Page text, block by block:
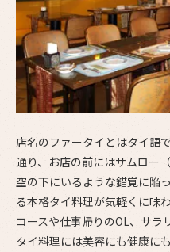
店名のファータイとはタイ語
通り、お店の前にはサムロー
空の下にいるような錯覚に陥
る本格タイ料理が気軽くに味
コースや仕事帰りのOL、サラ
タイ料理には美容にも健康に